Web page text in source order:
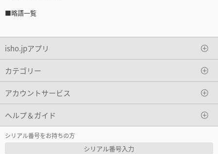
■略語一覧
isho.jpアプリ
カテゴリー
アカウントサービス
ヘルプ＆ガイド
シリアル番号をお持ちの方
シリアル番号入力